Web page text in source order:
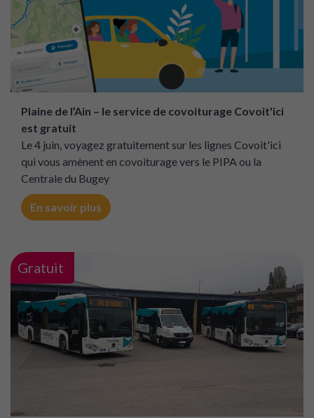
Plaine de l’Ain – le service de covoiturage Covoit'ici
est gratuit
Le 4 juin, voyagez gratuitement sur les lignes Covoit'ici
qui vous amènent en covoiturage vers le PIPA ou la
Centrale du Bugey
En savoir plus
Gratuit